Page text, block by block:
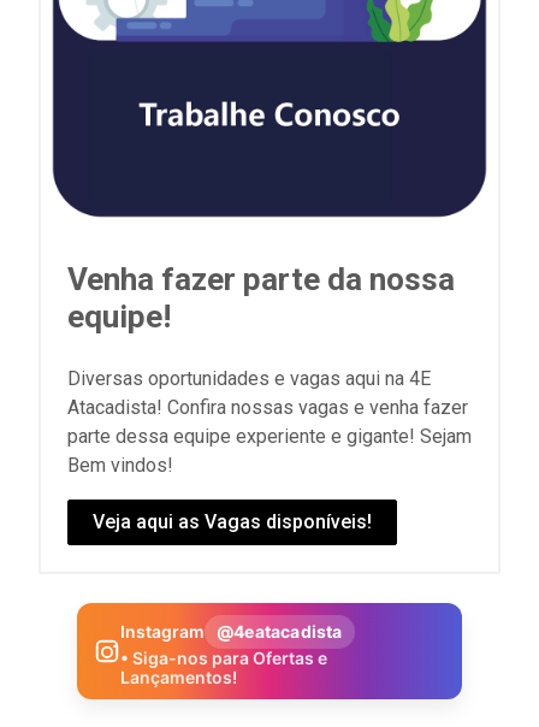
Venha fazer parte da nossa
equipe!
Diversas oportunidades e vagas aqui na 4E
Atacadista! Confira nossas vagas e venha fazer
parte dessa equipe experiente e gigante! Sejam
Bem vindos!
Veja aqui as Vagas disponíveis!
Instagram
@4eatacadista
• Siga-nos para Ofertas e
Lançamentos!